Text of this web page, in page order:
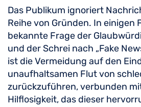
Das Publikum ignoriert
Reihe von Gründen. In einigen
bekannte Frage der
und der Schrei nach „Fake
ist die Vermeidung auf den
unaufhaltsamen Flut von
zurückzuführen, verbunden
Hilflosigkeit, das dieser